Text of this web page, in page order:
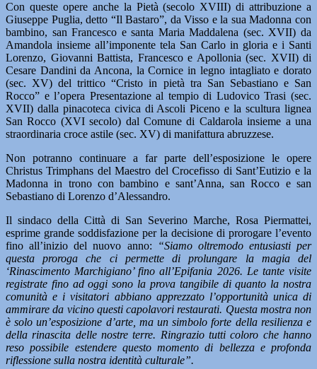
Con queste opere anche la Pietà (secolo XVIII) di attribuzione a
Giuseppe Puglia, detto “Il Bastaro”, da Visso e la sua Madonna con
bambino, san Francesco e santa Maria Maddalena (sec. XVII) da
Amandola insieme all’imponente tela San Carlo in gloria e i Santi
Lorenzo, Giovanni Battista, Francesco e Apollonia (sec. XVII) di
Cesare Dandini da Ancona, la Cornice in legno intagliato e dorato
(sec. XV) del trittico “Cristo in pietà tra San Sebastiano e San
Rocco” e l’opera Presentazione al tempio di Ludovico Trasi (sec.
XVII) dalla pinacoteca civica di Ascoli Piceno e la scultura lignea
San Rocco (XVI secolo) dal Comune di Caldarola insieme a una
straordinaria croce astile (sec. XV) di manifattura abruzzese.
Non potranno continuare a far parte dell’esposizione le opere
Christus Trimphans del Maestro del Crocefisso di Sant’Eutizio e la
Madonna in trono con bambino e sant’Anna, san Rocco e san
Sebastiano di Lorenzo d’Alessandro.
Il sindaco della Città di San Severino Marche, Rosa Piermattei,
esprime grande soddisfazione per la decisione di prorogare l’evento
fino all’inizio del nuovo anno: “Siamo oltremodo entusiasti per
questa proroga che ci permette di prolungare la magia del
‘Rinascimento Marchigiano’ fino all’Epifania 2026. Le tante visite
registrate fino ad oggi sono la prova tangibile di quanto la nostra
comunità e i visitatori abbiano apprezzato l’opportunità unica di
ammirare da vicino questi capolavori restaurati. Questa mostra non
è solo un’esposizione d’arte, ma un simbolo forte della resilienza e
della rinascita delle nostre terre. Ringrazio tutti coloro che hanno
reso possibile estendere questo momento di bellezza e profonda
riflessione sulla nostra identità culturale”.